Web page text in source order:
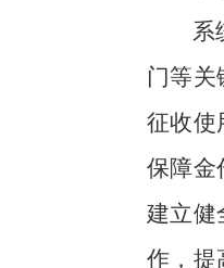
系
门等
征收使
保障金
建立健
作，提